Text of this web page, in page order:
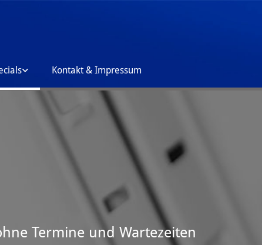
Kontakt & Impressum
Termine und Wartezeiten